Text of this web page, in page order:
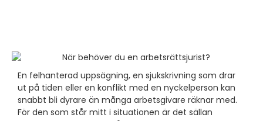
En felhanterad uppsägning, en sjukskrivning som drar
ut på tiden eller en konflikt med en nyckelperson kan
snabbt bli dyrare än många arbetsgivare räknar med.
För den som står mitt i situationen är det sällan